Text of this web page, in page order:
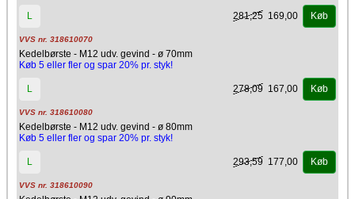
L 281,25 169,00 Køb
VVS nr. 318610070
Kedelbørste - M12 udv. gevind - ø 70mm
Køb 5 eller fler og spar 20% pr. styk!
L 278,09 167,00 Køb
VVS nr. 318610080
Kedelbørste - M12 udv. gevind - ø 80mm
Køb 5 eller fler og spar 20% pr. styk!
L 293,59 177,00 Køb
VVS nr. 318610090